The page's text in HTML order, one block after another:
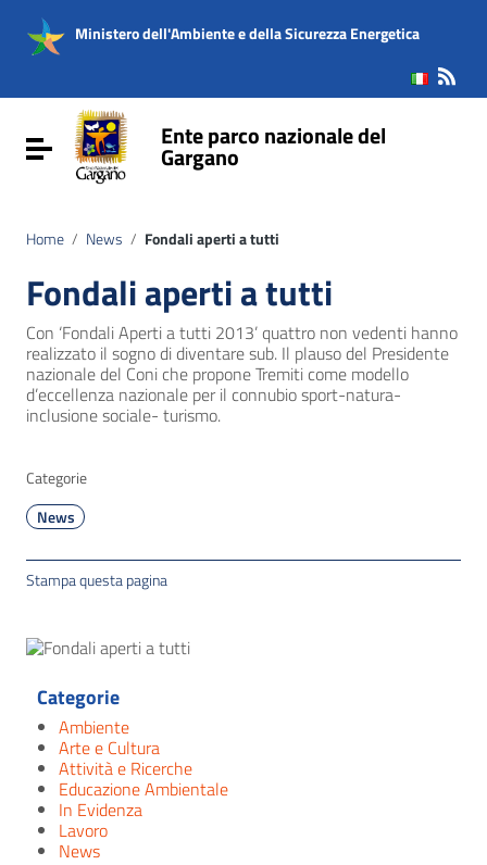
Vai al menu di navigazione
Vai al footer
Ministero dell'Ambiente e della Sicurezza Energetica
Attiva / disattiva la navigazioneEnte parco nazionale del
Gargano
Home / News / Fondali aperti a tutti
Fondali aperti a tutti
Con ‘Fondali Aperti a tutti 2013’ quattro non vedenti hanno
realizzato il sogno di diventare sub. Il plauso del Presidente
nazionale del Coni che propone Tremiti come modello
d’eccellenza nazionale per il connubio sport-natura-
inclusione sociale- turismo.
Categorie
News
Stampa questa pagina
Categorie
Ambiente
Arte e Cultura
Attività e Ricerche
Educazione Ambientale
In Evidenza
Lavoro
News